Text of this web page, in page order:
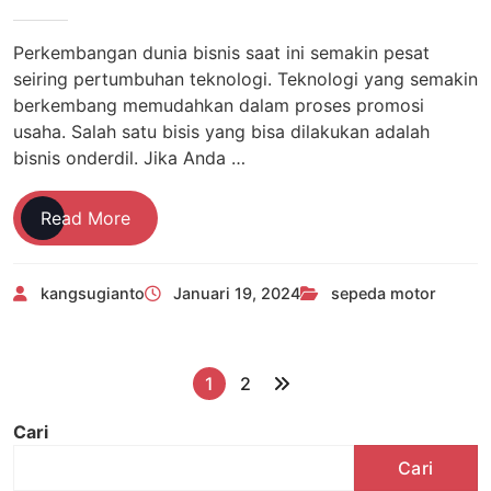
Perkembangan dunia bisnis saat ini semakin pesat
seiring pertumbuhan teknologi. Teknologi yang semakin
berkembang memudahkan dalam proses promosi
usaha. Salah satu bisis yang bisa dilakukan adalah
bisnis onderdil. Jika Anda …
Read MoreCek
4
Bisnis
kangsugianto Januari 19, 2024 sepeda motor
P
1 2
Cari
Cari